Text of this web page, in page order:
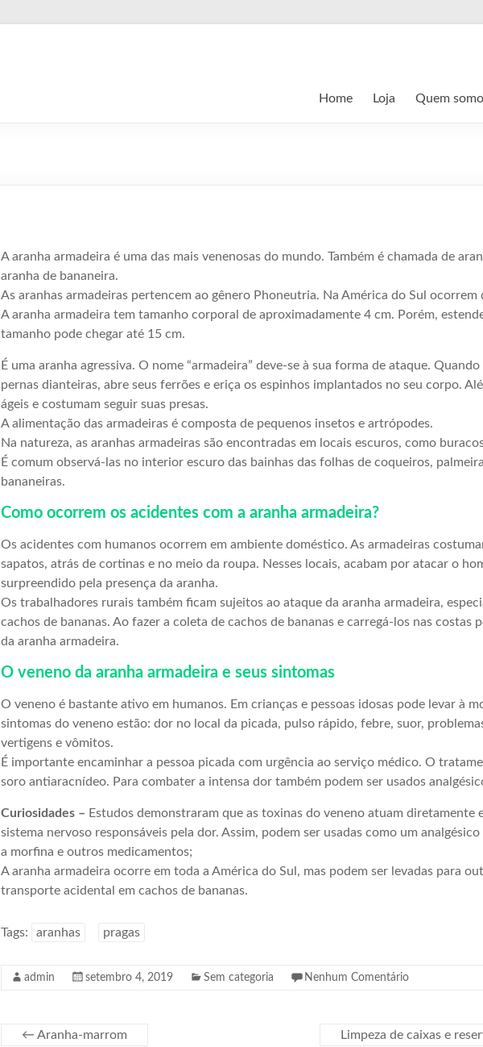
Home Loja Quem
A aranha armadeira é uma das mais venenosas do mundo. Também é chamada de
aranha de bananeira.
As aranhas armadeiras pertencem ao gênero Phoneutria. Na América do Sul ocorrem
A aranha armadeira tem tamanho corporal de aproximadamente 4 cm. Porém,
tamanho pode chegar até 15 cm.
É uma aranha agressiva. O nome “armadeira” deve-se à sua forma de ataque. Quando
pernas dianteiras, abre seus ferrões e eriça os espinhos implantados no seu corpo.
ágeis e costumam seguir suas presas.
A alimentação das armadeiras é composta de pequenos insetos e artrópodes.
Na natureza, as aranhas armadeiras são encontradas em locais escuros, como
É comum observá-las no interior escuro das bainhas das folhas de coqueiros,
bananeiras.
Como ocorrem os acidentes com a aranha armadeira?
Os acidentes com humanos ocorrem em ambiente doméstico. As armadeiras
sapatos, atrás de cortinas e no meio da roupa. Nesses locais, acabam por atacar o
surpreendido pela presença da aranha.
Os trabalhadores rurais também ficam sujeitos ao ataque da aranha armadeira,
cachos de bananas. Ao fazer a coleta de cachos de bananas e carregá-los nas costas
da aranha armadeira.
O veneno da aranha armadeira e seus sintomas
O veneno é bastante ativo em humanos. Em crianças e pessoas idosas pode levar à
sintomas do veneno estão: dor no local da picada, pulso rápido, febre, suor,
vertigens e vômitos.
É importante encaminhar a pessoa picada com urgência ao serviço médico. O
soro antiaracnídeo. Para combater a intensa dor também podem ser usados
Curiosidades – Estudos demonstraram que as toxinas do veneno atuam diretamente
sistema nervoso responsáveis pela dor. Assim, podem ser usadas como um
a morfina e outros medicamentos;
A aranha armadeira ocorre em toda a América do Sul, mas podem ser levadas para
transporte acidental em cachos de bananas.
Tags: aranhas pragas
admin setembro 4, 2019 Sem categoria Nenhum Comentário
← Aranha-marrom Limpeza de caixas e